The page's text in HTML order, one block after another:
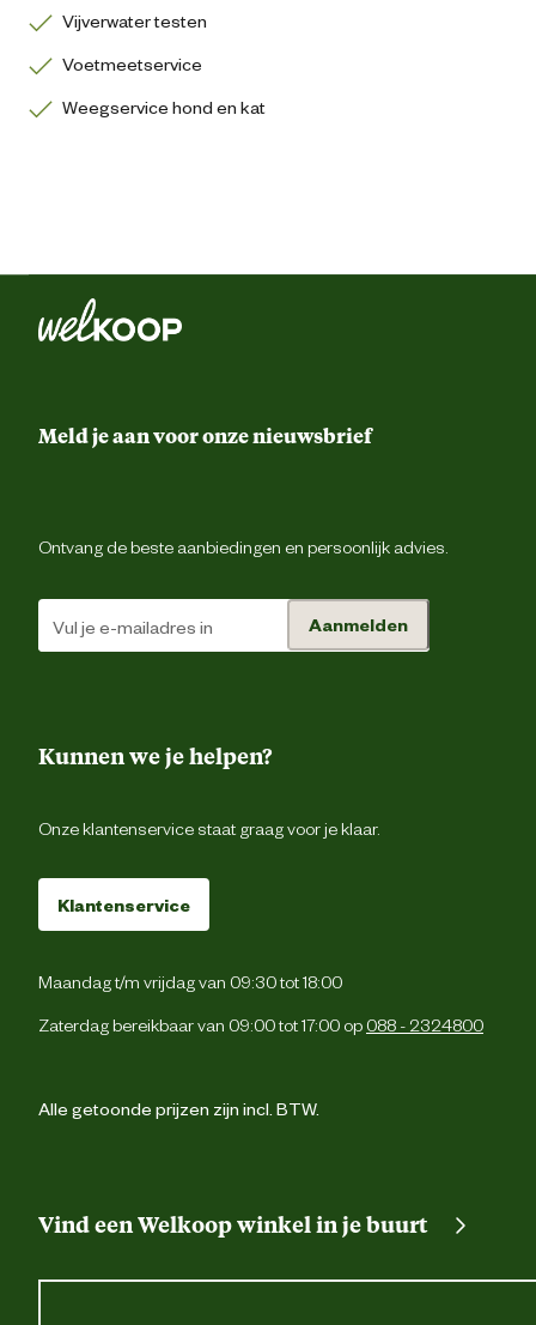
Vijverwater testen
Voetmeetservice
Weegservice hond en kat
Meld je aan voor onze nieuwsbrief
Ontvang de beste aanbiedingen en persoonlijk advies.
Aanmelden
Kunnen we je helpen?
Onze klantenservice staat graag voor je klaar.
Klantenservice
Maandag t/m vrijdag van 09:30 tot 18:00
Zaterdag bereikbaar van 09:00 tot 17:00 op 088 - 2324800
Alle getoonde prijzen zijn incl. BTW.
Vind een Welkoop winkel in je buurt